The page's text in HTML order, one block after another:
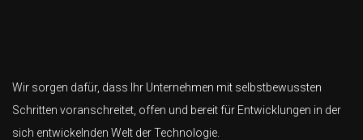
Wir sorgen dafür, dass Ihr Unternehmen mit selbstbewussten
Schritten voranschreitet, offen und bereit für Entwicklungen in der
sich entwickelnden Welt der Technologie.